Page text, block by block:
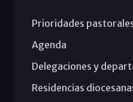
Prioridades
Agenda
Delegaciones y
Residencias